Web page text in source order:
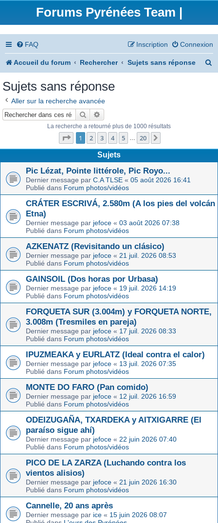
Forums Pyrénées Team |
FAQ Connexion
Inscription
Accueil du forum Rechercher Sujets sans réponse
Sujets sans réponse
Aller sur la recherche avancée
Rechercher
La recherche a retourné plus de 1000 résultats
Page 1sur20
1 2 3 4 5 … 20
Sujets
Pic Lézat, Pointe littérole, Pic Royo...
Dernier message par C.A TLSE « 05 août 2026 16:41
Publié dans Forum photos/vidéos
CRÁTER ESCRIVÁ, 2.580m (A los pies del volcán
Etna)
Dernier message par jefoce « 03 août 2026 07:38
Publié dans Forum photos/vidéos
AZKENATZ (Revisitando un clásico)
Dernier message par jefoce « 21 juil. 2026 08:53
Publié dans Forum photos/vidéos
GAINSOIL (Dos horas por Urbasa)
Dernier message par jefoce « 19 juil. 2026 14:19
Publié dans Forum photos/vidéos
FORQUETA SUR (3.004m) y FORQUETA NORTE,
3.008m (Tresmiles en pareja)
Dernier message par jefoce « 17 juil. 2026 08:33
Publié dans Forum photos/vidéos
IPUZMEAKA y EURLATZ (Ideal contra el calor)
Dernier message par jefoce « 13 juil. 2026 07:35
Publié dans Forum photos/vidéos
MONTE DO FARO (Pan comido)
Dernier message par jefoce « 12 juil. 2026 16:59
Publié dans Forum photos/vidéos
ODEIZUGAÑA, TXARDEKA y AITXIGARRE (El
paraíso sigue ahí)
Dernier message par jefoce « 22 juin 2026 07:40
Publié dans Forum photos/vidéos
PICO DE LA ZARZA (Luchando contra los
vientos alisios)
Dernier message par jefoce « 21 juin 2026 16:30
Publié dans Forum photos/vidéos
Cannelle, 20 ans après
Dernier message par ice « 15 juin 2026 08:07